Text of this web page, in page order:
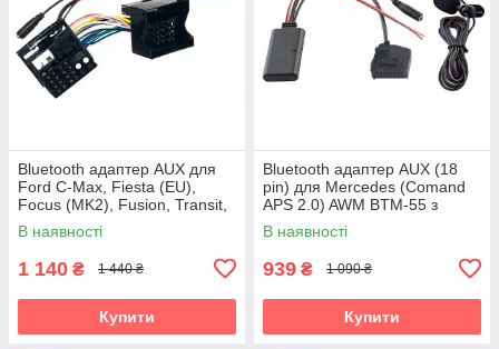
Bluetooth адаптер AUX для
Ford C-Max, Fiesta (EU),
Focus (MK2), Fusion, Transit,
Mondeo (MK3) AWM BTM-14
В наявності
1 140 ₴ 1 440 ₴
Купити
Bluetooth адаптер AUX (18
pin) для Mercedes (Comand
APS 2.0) AWM BTM-55 з
функцією гучного зв'язку
В наявності
939 ₴ 1 090 ₴
Купити